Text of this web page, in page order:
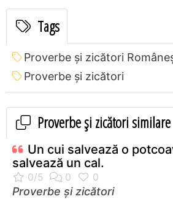
Tags
Proverbe și zicători
Proverbe și zicători
Proverbe și zicători similare
Un cui salvează o
salvează un cal.
Proverbe și zicători